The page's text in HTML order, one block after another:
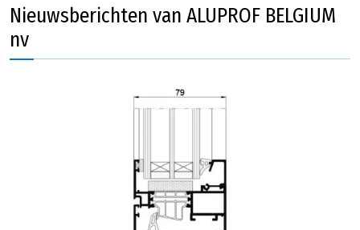
Nieuwsberichten van ALUPROF BELGIUM
nv